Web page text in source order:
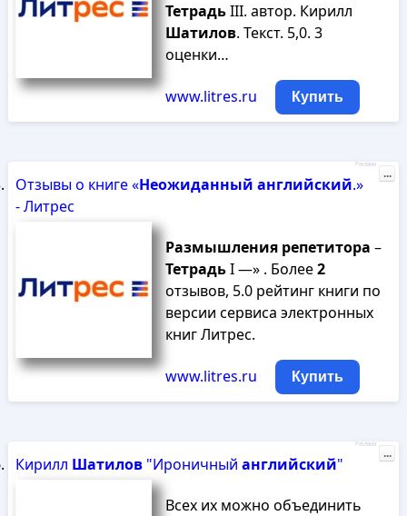
ТетрадьIII. автор. Кирилл
Шатилов. Текст. 5,0. 3
оценки…
www.litres.ru Купить
Отзывы о книге «Неожиданный английский.»
- Литрес
Размышления репетитора –
ТетрадьI —» . Более2
отзывов, 5.0 рейтинг книги по
версии сервиса электронных
книг Литрес.
www.litres.ru Купить
Реклама
...
Кирилл Шатилов"Ироничный английский"
Всех их можно объединить
Реклама
...